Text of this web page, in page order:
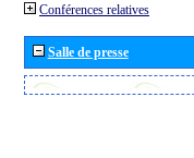
Conférences relatives
Salle de presse